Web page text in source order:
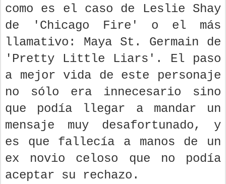
como es el caso de Leslie Shay
de 'Chicago Fire' o el más
llamativo: Maya St. Germain de
'Pretty Little Liars'. El paso
a mejor vida de este personaje
no sólo era innecesario sino
que podía llegar a mandar un
mensaje muy desafortunado, y
es que fallecía a manos de un
ex novio celoso que no podía
aceptar su rechazo.